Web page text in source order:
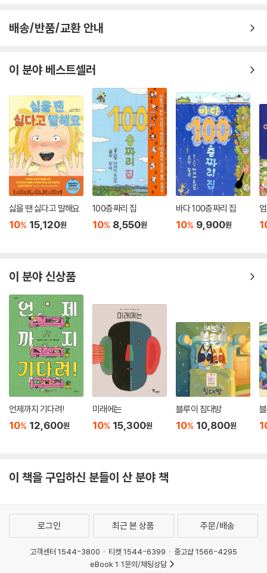
배송/반품/교환 안내
이 분야 베스트셀러
싫을 땐 싫다고 말해요
10% 15,120원
100층짜리 집
10% 8,550원
바다 100층짜리 집
10% 9,900원
이 분야 신상품
언제까지 기다려!
10% 12,600원
미래에는
10% 15,300원
블루이 침대방
10% 10,800원
이 책을 구입하신 분들이 산 분야 책
로그인 최근 본 상품 주문/배송
고객센터 1544-3800 티켓 1544-6399
중고샵 1566-4295
eBook 1:1문의/채팅상담